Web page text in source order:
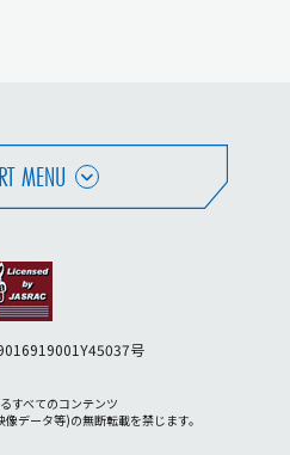
MENU
号
すべてのコンテンツ
データ等)の無断転載を禁じます。